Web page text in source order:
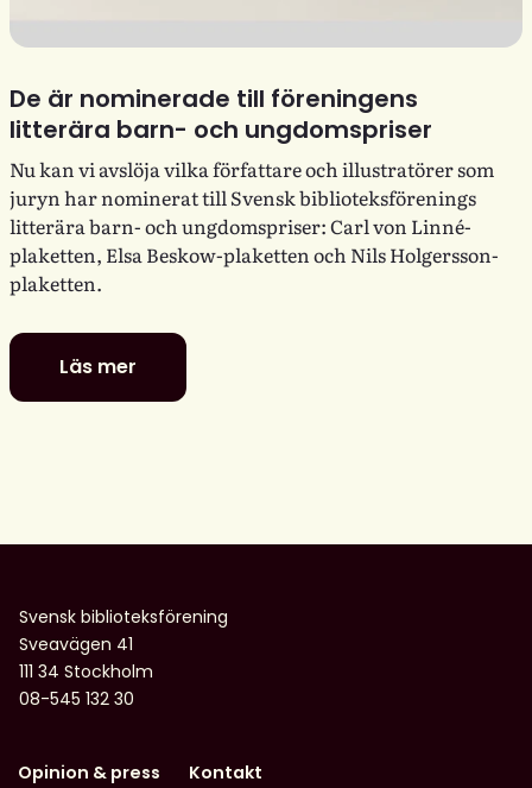
De är nominerade till föreningens
litterära barn- och ungdomspriser
Nu kan vi avslöja vilka författare och illustratörer som
juryn har nominerat till Svensk biblioteksförenings
litterära barn- och ungdomspriser: Carl von Linné-
plaketten, Elsa Beskow-plaketten och Nils Holgersson-
plaketten.
Läs mer
De
är
barn-
ungdomspriser
Svensk biblioteksförening
Sveavägen 41
111 34 Stockholm
08-545 132 30
Opinion & press
Kontakt